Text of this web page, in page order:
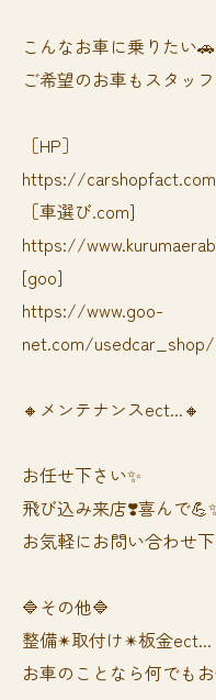
⁡⁡⁡こんなお車に乗りたい🚗
ご希望のお車もスタッ
［HP］
https://
［車選び.com]
https://
[goo]
https://www.goo-
net.com/usedcar_shop/
🔸メンテナンスect...🔸
お任せ下さい✨
飛び込み来店❣️喜んで
お気軽にお問い合わせ下
🔷その他🔷
整備✴︎取付け✴︎板金ect...
お車のことなら何でも